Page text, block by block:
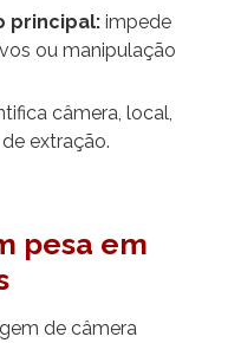
principal: impede
ou manipulação
câmera, local,
extração.
pesa em
de câmera